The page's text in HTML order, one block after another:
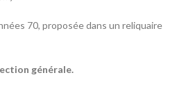
70, proposée dans un reliquaire
générale.